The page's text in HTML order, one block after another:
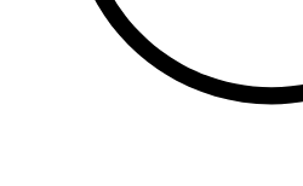
107,5 FM
Биләр